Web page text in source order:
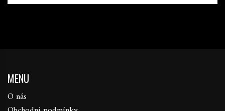
MENU
O nás